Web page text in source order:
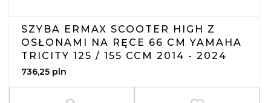
SZYBA ERMAX SCOOTER HIGH Z
OSŁONAMI NA RĘCE 66 CM YAMAHA
TRICITY 125 / 155 CCM 2014 - 2024
736,25 pln